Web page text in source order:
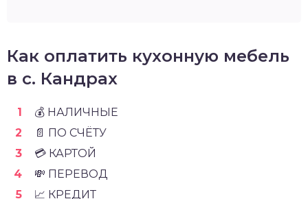
Как оплатить кухонную мебель
в с. Кандрах
💰 НАЛИЧНЫЕ
📄 ПО СЧЁТУ
💳 КАРТОЙ
💸 ПЕРЕВОД
📈 КРЕДИТ